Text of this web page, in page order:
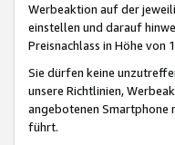
Werbeaktion auf der
einstellen und darauf
Preisnachlass in Höhe
Sie dürfen keine
unsere Richtlinien,
angebotenen Smartphone
führt.